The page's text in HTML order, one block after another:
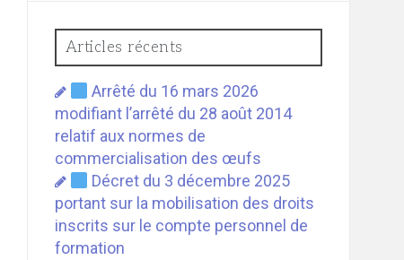
Articles récents
Arrêté du 16 mars 2026
modifiant l’arrêté du 28 août 2014
relatif aux normes de
commercialisation des œufs
Décret du 3 décembre 2025
portant sur la mobilisation des droits
inscrits sur le compte personnel de
formation